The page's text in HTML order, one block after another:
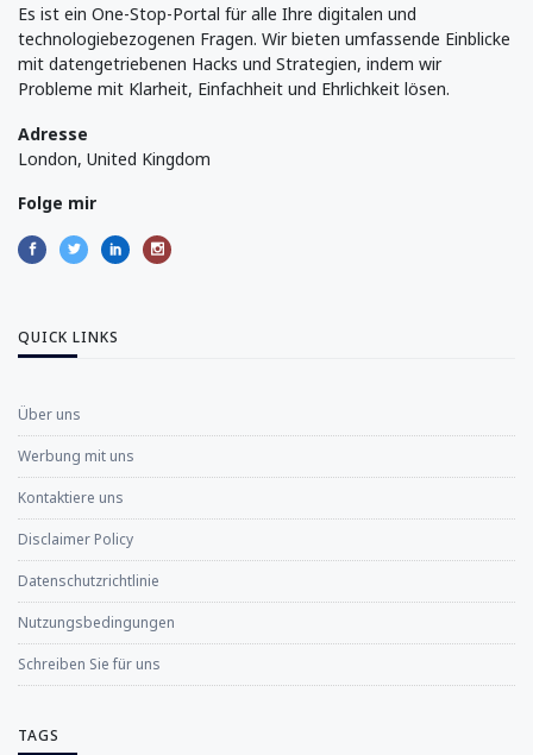
Es ist ein One-Stop-Portal für alle Ihre digitalen und
technologiebezogenen Fragen. Wir bieten umfassende Einblicke
mit datengetriebenen Hacks und Strategien, indem wir
Probleme mit Klarheit, Einfachheit und Ehrlichkeit lösen.
Adresse
London, United Kingdom
Folge mir
QUICK LINKS
Über uns
Werbung mit uns
Kontaktiere uns
Disclaimer Policy
Datenschutzrichtlinie
Nutzungsbedingungen
Schreiben Sie für uns
TAGS